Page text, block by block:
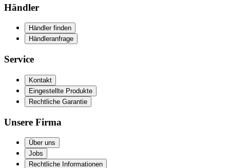
Händler
Händler finden
Händleranfrage
Service
Kontakt
Eingestellte Produkte
Rechtliche Garantie
Unsere Firma
Über uns
Jobs
Rechtliche Informationen